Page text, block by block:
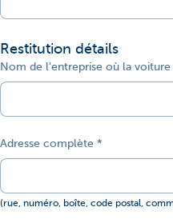
Restitution détails
Nom de l'entreprise où la voiture
Adresse complète
(rue, numéro, boîte, code postal,